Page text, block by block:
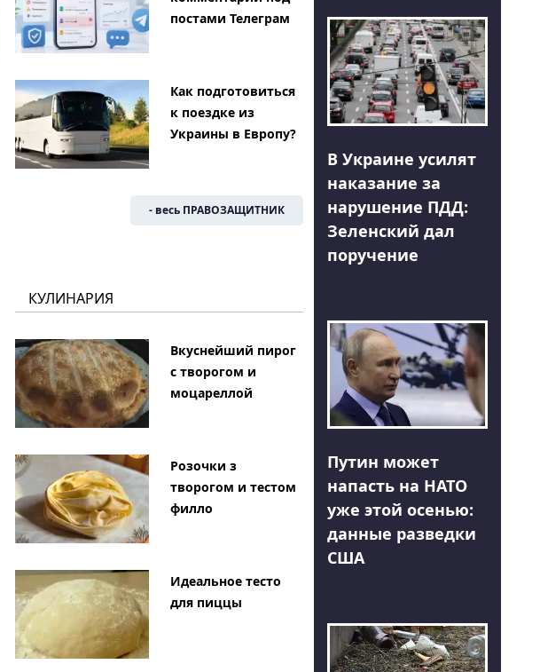
постами Телеграм
Как подготовиться
к поездке из
Украины в Европу?
- весь ПРАВОЗАЩИТНИК
КУЛИНАРИЯ
Вкуснейший пирог
с творогом и
моцареллой
Розочки з
творогом и тестом
филло
Идеальное тесто
для пиццы
В Украине усилят
наказание за
нарушение ПДД:
Зеленский дал
поручение
Путин может
напасть на НАТО
уже этой осенью:
данные разведки
США